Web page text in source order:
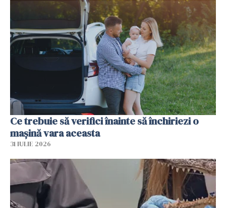
Ce trebuie să verifici înainte să închiriezi o
mașină vara aceasta
31 IULIE 2026